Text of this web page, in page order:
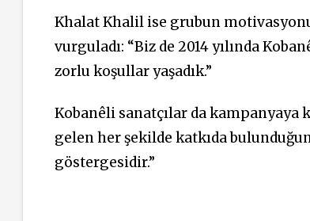
Khalat Khalil ise grubun
vurguladı: “Biz de 2014 yılında
zorlu koşullar yaşadık.”
Kobanêli sanatçılar da kampanyaya
gelen her şekilde katkıda
göstergesidir.”